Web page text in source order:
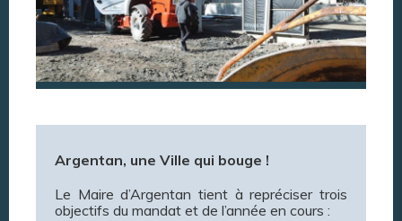
Argentan, une Ville qui bouge !
Le Maire d’Argentan tient à repréciser trois
objectifs du mandat et de l’année en cours :